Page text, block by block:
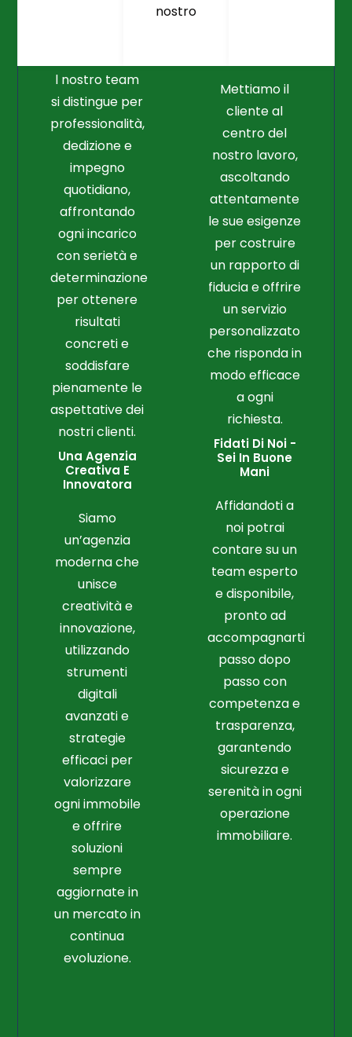
nostro
l nostro team
si distingue per
professionalità,
dedizione e
impegno
quotidiano,
affrontando
ogni incarico
con serietà e
determinazione
per ottenere
risultati
concreti e
soddisfare
pienamente le
aspettative dei
nostri clienti.
Una Agenzia
Creativa E
Innovatora
Siamo
un’agenzia
moderna che
unisce
creatività e
innovazione,
utilizzando
strumenti
digitali
avanzati e
strategie
efficaci per
valorizzare
ogni immobile
e offrire
soluzioni
sempre
aggiornate in
un mercato in
continua
evoluzione.
Mettiamo il
cliente al
centro del
nostro lavoro,
ascoltando
attentamente
le sue esigenze
per costruire
un rapporto di
fiducia e offrire
un servizio
personalizzato
che risponda in
modo efficace
a ogni
richiesta.
Fidati Di Noi -
Sei In Buone
Mani
Affidandoti a
noi potrai
contare su un
team esperto
e disponibile,
pronto ad
accompagnarti
passo dopo
passo con
competenza e
trasparenza,
garantendo
sicurezza e
serenità in ogni
operazione
immobiliare.